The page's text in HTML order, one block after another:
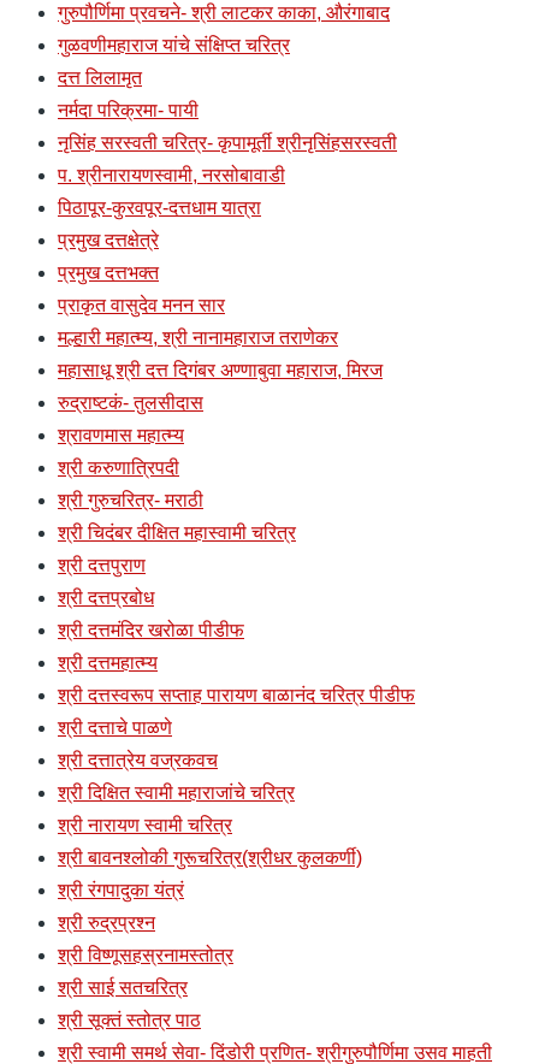
गुरुपौर्णिमा प्रवचने- श्री लाटकर काका, औरंगाबाद
गुळवणीमहाराज यांचे संक्षिप्त चरित्र
दत्त लिलामृत
नर्मदा परिक्रमा- पायी
नृसिंह सरस्वती चरित्र- कृपामूर्ती श्रीनृसिंहसरस्वती
प. श्रीनारायणस्वामी, नरसोबावाडी
पिठापूर-कुरवपूर-दत्तधाम यात्रा
प्रमुख दत्तक्षेत्रे
प्रमुख दत्तभक्त
प्राकृत वासुदेव मनन सार
मल्हारी महात्म्य, श्री नानामहाराज तराणेकर
महासाधू श्री दत्त दिगंबर अण्णाबुवा महाराज, मिरज
रुद्राष्टकं- तुलसीदास
श्रावणमास महात्म्य
श्री करुणात्रिपदी
श्री गुरुचरित्र- मराठी
श्री चिदंबर दीक्षित महास्वामी चरित्र
श्री दत्तपुराण
श्री दत्तप्रबोध
श्री दत्तमंदिर खरोळा पीडीफ
श्री दत्तमहात्म्य
श्री दत्तस्वरूप सप्ताह पारायण बाळानंद चरित्र पीडीफ
श्री दत्ताचे पाळणे
श्री दत्तात्रेय वज्रकवच
श्री दिक्षित स्वामी महाराजांचे चरित्र
श्री नारायण स्वामी चरित्र
श्री बावनश्लोकी गुरूचरित्र(श्रीधर कुलकर्णी)
श्री रंगपादुका यंत्रं
श्री रुद्रप्रश्न
श्री विष्णूसहस्रनामस्तोत्र
श्री साई सतचरित्र
श्री सूक्तं स्तोत्र पाठ
श्री स्वामी समर्थ सेवा- दिंडोरी प्रणित- श्रीगुरुपौर्णिमा उसव माहती